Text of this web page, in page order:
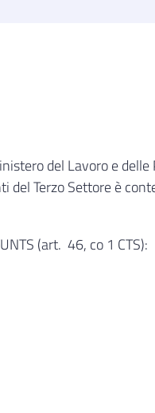
del Lavoro e
Terzo Settore è
(art. 46, co 1 CTS):